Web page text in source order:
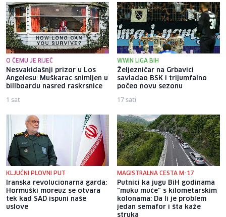
O ČEMU JE RIJEČ
Nesvakidašnji prizor u Los
Angelesu: Muškarac snimljen u
billboardu nasred raskrsnice
1 sat
WWIN LIGA BIH
Željezničar na Grbavici
savladao BSK i trijumfalno
počeo novu sezonu
17 sati
KLJUČNI PLOVNI PUT
Iranska revolucionarna garda:
Hormuški moreuz se otvara
tek kad SAD ispuni naše
uslove
MAGISTRALNA CESTA M-17
Putnici ka jugu BiH godinama
"muku muče" s kilometarskim
kolonama: Da li je problem
jedan semafor i šta kaže
struka